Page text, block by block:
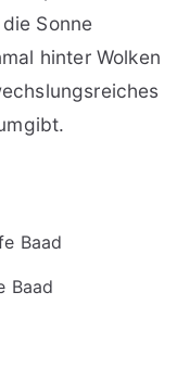
Sonne
hinter Wolken
Baad